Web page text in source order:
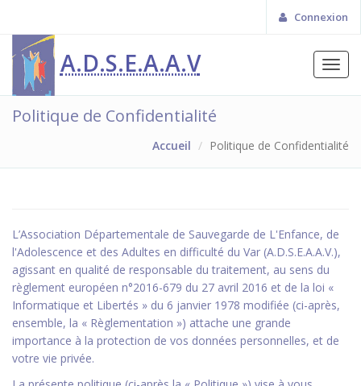
Connexion
A.D.S.E.A.A.V
Politique de Confidentialité
Accueil Politique de Confidentialité
L’Association Départementale de Sauvegarde de L'Enfance, de
l'Adolescence et des Adultes en difficulté du Var (A.D.S.E.A.A.V.),
agissant en qualité de responsable du traitement, au sens du
règlement européen n°2016-679 du 27 avril 2016 et de la loi «
Informatique et Libertés » du 6 janvier 1978 modifiée (ci-après,
ensemble, la « Règlementation ») attache une grande
importance à la protection de vos données personnelles, et de
votre vie privée.